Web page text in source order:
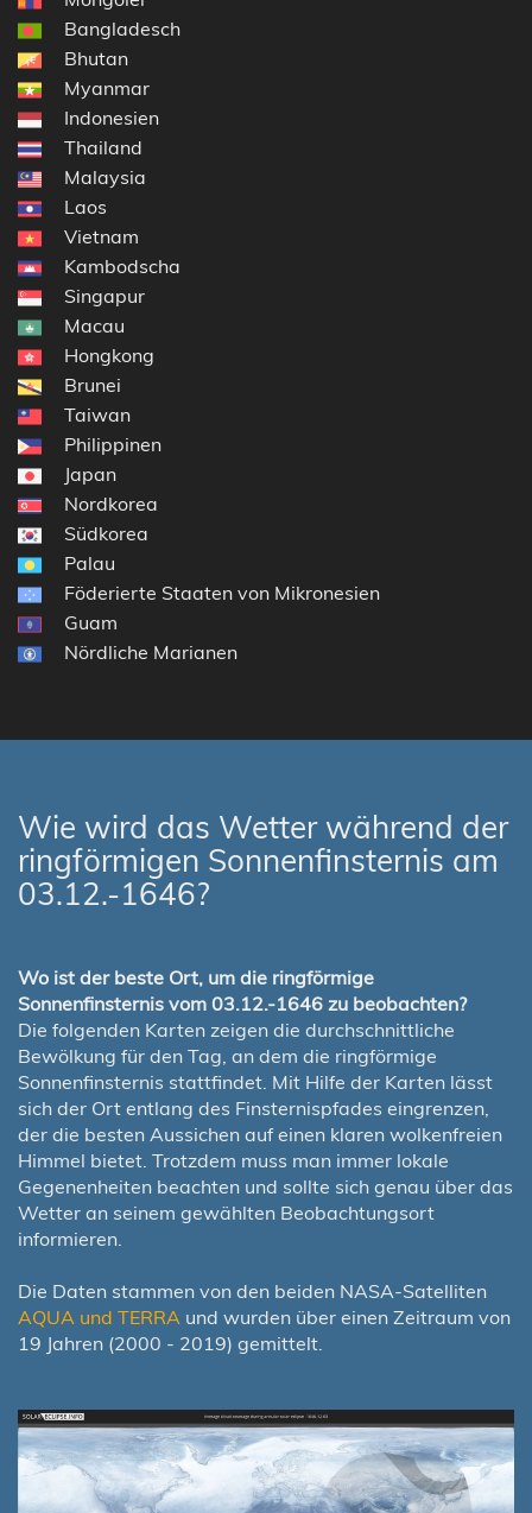
Bangladesch
Bhutan
Myanmar
Indonesien
Thailand
Malaysia
Laos
Vietnam
Kambodscha
Singapur
Macau
Hongkong
Brunei
Taiwan
Philippinen
Japan
Nordkorea
Südkorea
Palau
Föderierte Staaten von Mikronesien
Guam
Nördliche Marianen
Wie wird das Wetter während der
ringförmigen Sonnenfinsternis am
03.12.-1646?
Wo ist der beste Ort, um die ringförmige
Sonnenfinsternis vom 03.12.-1646 zu beobachten?
Die folgenden Karten zeigen die durchschnittliche
Bewölkung für den Tag, an dem die ringförmige
Sonnenfinsternis stattfindet. Mit Hilfe der Karten lässt
sich der Ort entlang des Finsternispfades eingrenzen,
der die besten Aussichen auf einen klaren wolkenfreien
Himmel bietet. Trotzdem muss man immer lokale
Gegenenheiten beachten und sollte sich genau über das
Wetter an seinem gewählten Beobachtungsort
informieren.
Die Daten stammen von den beiden NASA-Satelliten
AQUA und TERRA und wurden über einen Zeitraum von
19 Jahren (2000 - 2019) gemittelt.